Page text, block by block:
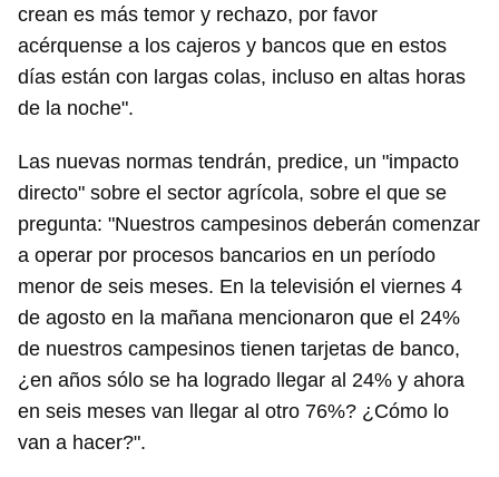
crean es más temor y rechazo, por favor
acérquense a los cajeros y bancos que en estos
días están con largas colas, incluso en altas horas
de la noche".
Las nuevas normas tendrán, predice, un "impacto
directo" sobre el sector agrícola, sobre el que se
pregunta: "Nuestros campesinos deberán comenzar
a operar por procesos bancarios en un período
menor de seis meses. En la televisión el viernes 4
de agosto en la mañana mencionaron que el 24%
de nuestros campesinos tienen tarjetas de banco,
¿en años sólo se ha logrado llegar al 24% y ahora
en seis meses van llegar al otro 76%? ¿Cómo lo
van a hacer?".